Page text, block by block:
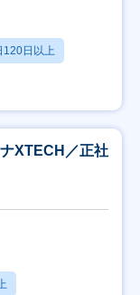
120日以上
XTECH／正社